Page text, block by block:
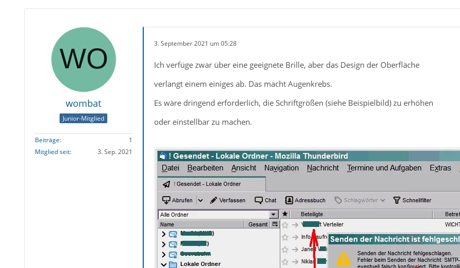
wombat
Junior-Mitglied
Beiträge
1
Mitglied seit
3. Sep. 2021
3. September 2021 um 05:28
Ich verfüge zwar über eine geeignete Brille, aber das Design der Oberfläche
verlangt einem einiges ab. Das macht Augenkrebs.
Es wäre dringend erforderlich, die Schriftgrößen (siehe Beispielbild) zu erhöhen
oder einstellbar zu machen.